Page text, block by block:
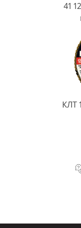
41
КЛТ